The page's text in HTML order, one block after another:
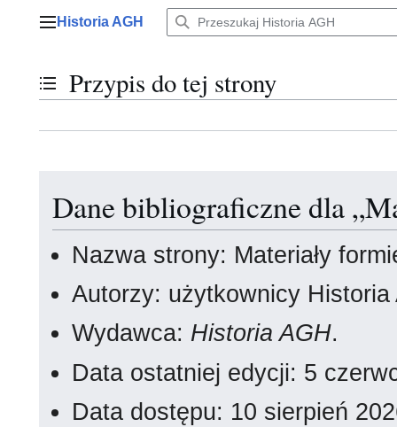
Menu główne
Historia AGH
Przełącz stan spisu treści
Przypis do tej strony
Dane bibliograficzne dla
Nazwa strony: Materiały
Autorzy: użytkownicy Historia
Wydawca: Historia AGH.
Data ostatniej edycji: 5
Data dostępu: 10 sierpień